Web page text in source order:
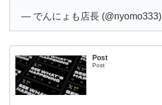
— でんにょも店長 (@nyomo333)
Post
Post